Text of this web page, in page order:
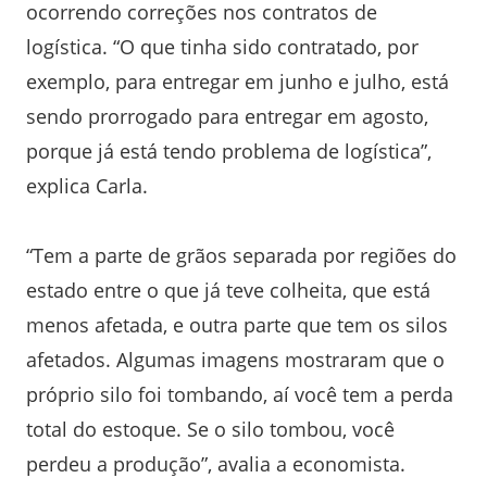
ocorrendo correções nos contratos de
logística. “O que tinha sido contratado, por
exemplo, para entregar em junho e julho, está
sendo prorrogado para entregar em agosto,
porque já está tendo problema de logística”,
explica Carla.
“Tem a parte de grãos separada por regiões do
estado entre o que já teve colheita, que está
menos afetada, e outra parte que tem os silos
afetados. Algumas imagens mostraram que o
próprio silo foi tombando, aí você tem a perda
total do estoque. Se o silo tombou, você
perdeu a produção”, avalia a economista.